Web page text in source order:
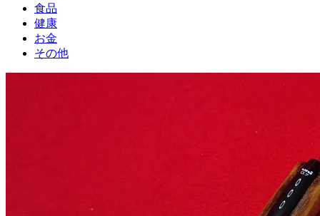
食品
健康
お金
その他